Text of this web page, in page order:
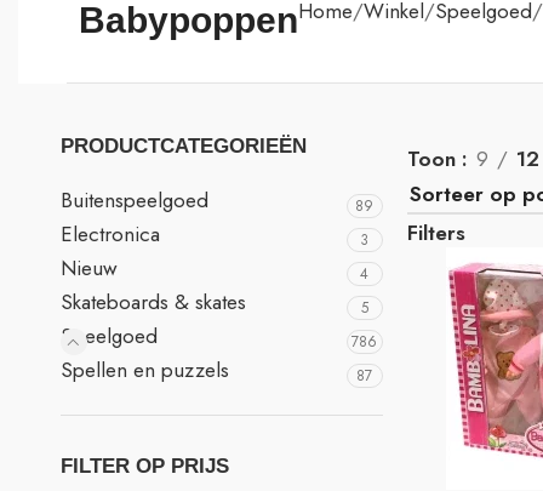
BabypoppenHome Winkel Speelgoed
PRODUCTCATEGORIEËN
Buitenspeelgoed 89
Electronica 3
Nieuw 4
Skateboards & skates 5
Speelgoed 786
Spellen en puzzels 87
FILTER OP PRIJS
Toon 9 12
Filters